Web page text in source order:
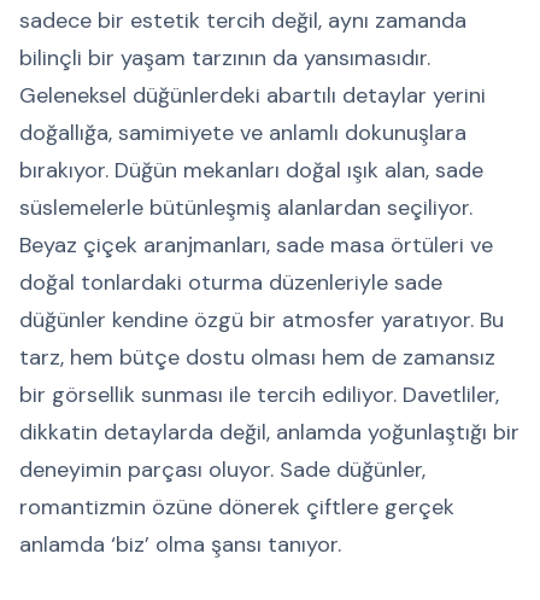
sadece bir estetik tercih değil, aynı zamanda
bilinçli bir yaşam tarzının da yansımasıdır.
Geleneksel düğünlerdeki abartılı detaylar yerini
doğallığa, samimiyete ve anlamlı dokunuşlara
bırakıyor. Düğün mekanları doğal ışık alan, sade
süslemelerle bütünleşmiş alanlardan seçiliyor.
Beyaz çiçek aranjmanları, sade masa örtüleri ve
doğal tonlardaki oturma düzenleriyle sade
düğünler kendine özgü bir atmosfer yaratıyor. Bu
tarz, hem bütçe dostu olması hem de zamansız
bir görsellik sunması ile tercih ediliyor. Davetliler,
dikkatin detaylarda değil, anlamda yoğunlaştığı bir
deneyimin parçası oluyor. Sade düğünler,
romantizmin özüne dönerek çiftlere gerçek
anlamda ‘biz’ olma şansı tanıyor.